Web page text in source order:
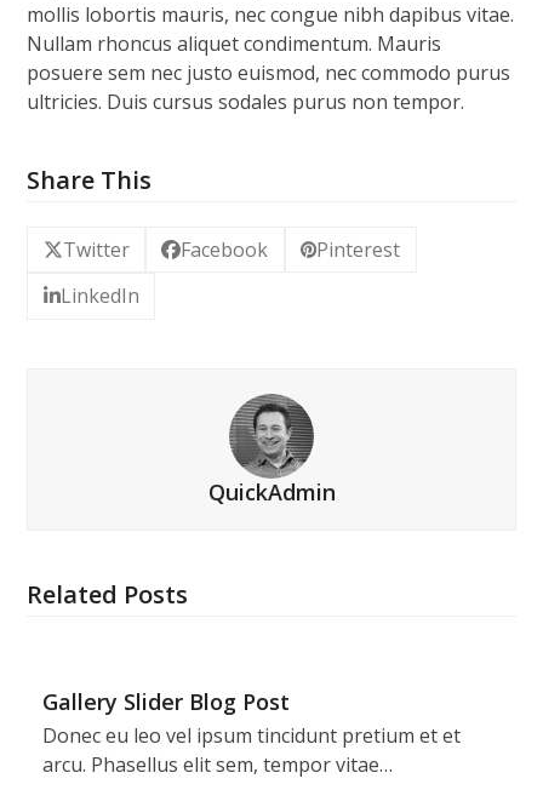
mollis lobortis mauris, nec congue nibh dapibus vitae.
Nullam rhoncus aliquet condimentum. Mauris
posuere sem nec justo euismod, nec commodo purus
ultricies. Duis cursus sodales purus non tempor.
Share This
Twitter Facebook
Pinterest
LinkedIn
QuickAdmin
Related Posts
Gallery Slider Blog Post
Donec eu leo vel ipsum tincidunt pretium et et
arcu. Phasellus elit sem, tempor vitae…